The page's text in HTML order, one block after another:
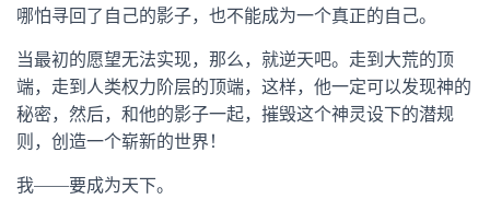
哪怕寻回了自己的影子，也不能成为一个真正的自己。
当最初的愿望无法实现，那么，就逆天吧。走到大荒的顶
端，走到人类权力阶层的顶端，这样，他一定可以发现神的
秘密，然后，和他的影子一起，摧毁这个神灵设下的潜规
则，创造一个崭新的世界！
我——要成为天下。